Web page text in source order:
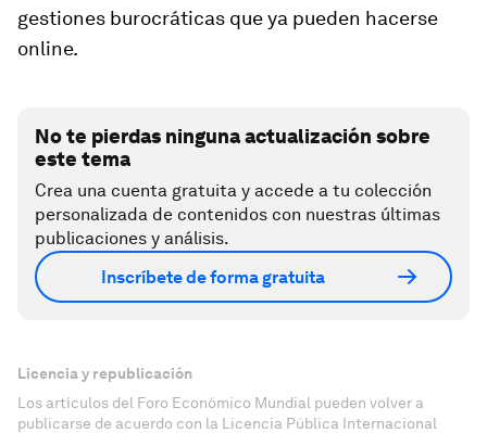
gestiones burocráticas que ya pueden hacerse
online.
No te pierdas ninguna actualización sobre
este tema
Crea una cuenta gratuita y accede a tu colección
personalizada de contenidos con nuestras últimas
publicaciones y análisis.
Inscríbete de forma gratuita
Licencia y republicación
Los artículos del Foro Económico Mundial pueden volver a
publicarse de acuerdo con la Licencia Pública Internacional